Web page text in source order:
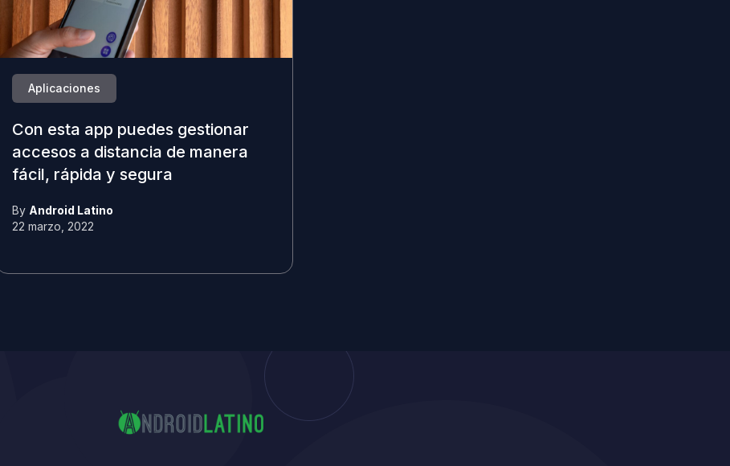
Aplicaciones
Con esta app puedes gestionar
accesos a distancia de manera
fácil, rápida y segura
By Android Latino
22 marzo, 2022